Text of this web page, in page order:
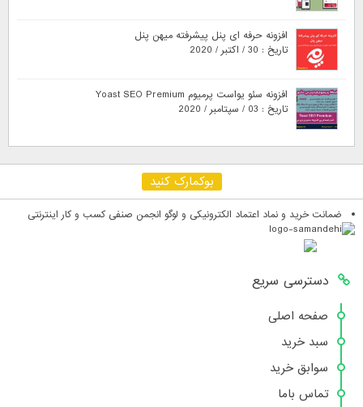
افزونه حرفه ای پنل پیشرفته میهن پنل
تاریخ : 30 / اکتبر / 2020
افزونه سئو یواست پرمیوم Yoast SEO Premium
تاریخ : 03 / سپتامبر / 2020
بوکمارک کنید
ضمانت خرید و نماد اعتماد الکترونیکی و لوگو انجمن صنفی کسب و کار اینترنتی
دسترسی سریع
صفحه اصلی
سبد خرید
سوابق خرید
تماس باما